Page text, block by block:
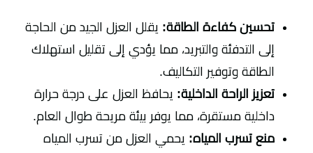
تحسين كفاءة الطاقة: يقلل العزل الجيد من الحاجة
إلى التدفئة والتبريد، مما يؤدي إلى تقليل استهلاك
الطاقة وتوفير التكاليف.
تعزيز الراحة الداخلية: يحافظ العزل على درجة حرارة
داخلية مستقرة، مما يوفر بيئة مريحة طوال العام.
منع تسرب المياه: يحمي العزل من تسرب المياه